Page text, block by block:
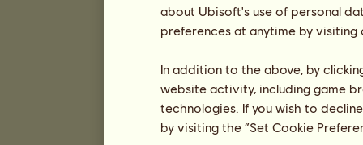
about Ubisoft's use of personal
preferences at anytime by
In addition to the above, by
website activity, including game
technologies. If you wish to
by visiting the “Set Cookie